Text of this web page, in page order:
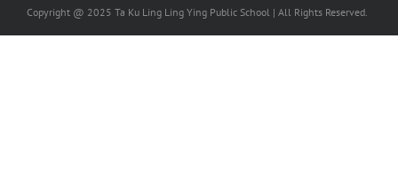
Copyright @ 2025 Ta Ku Ling Ling Ying Public School | All Rights Reserved.